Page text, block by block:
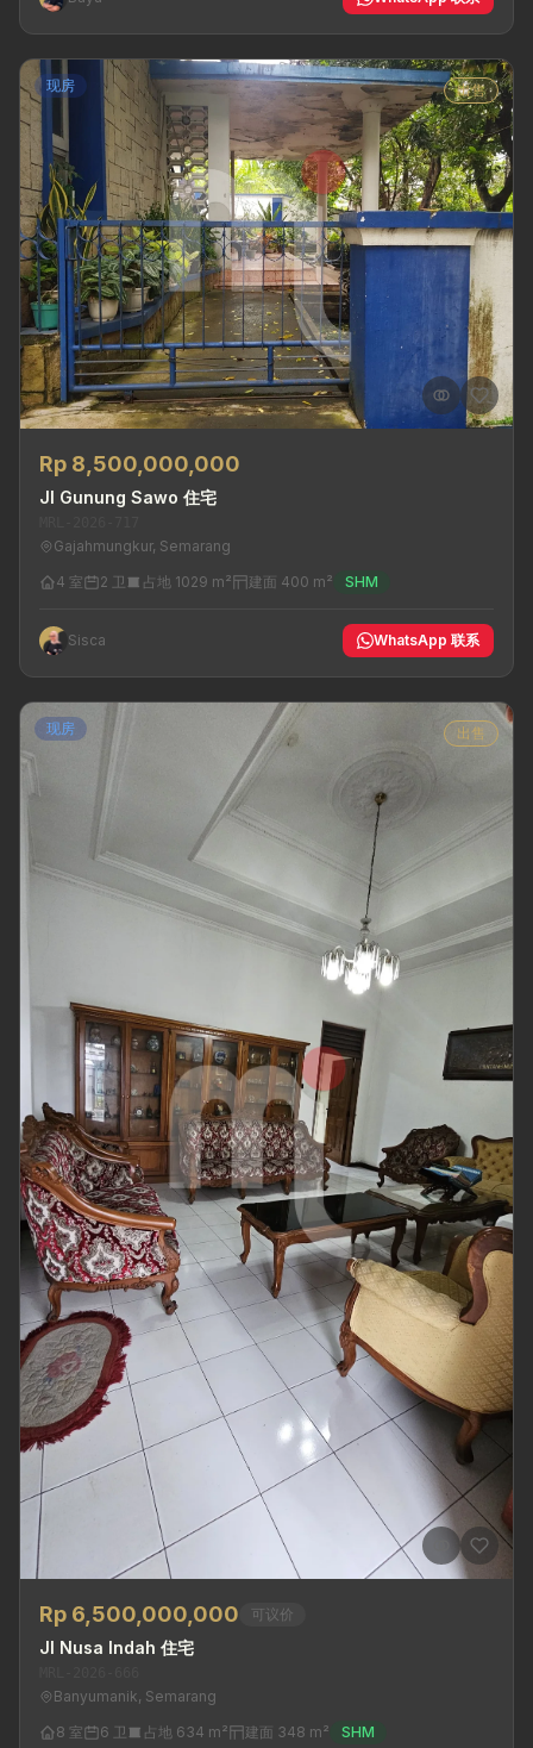
现房 出售
Rp 8,500,000,000
Jl Gunung Sawo 住宅
Gajahmungkur, Semarang
4 室
2 卫 占地 1029 m² 建面 400 m² SHM
Sisca WhatsApp 联系
现房 出售
Rp 6,500,000,000 可议价
Jl Nusa Indah 住宅
Banyumanik, Semarang
8 室
6 卫 占地 634 m² 建面 348 m² SHM